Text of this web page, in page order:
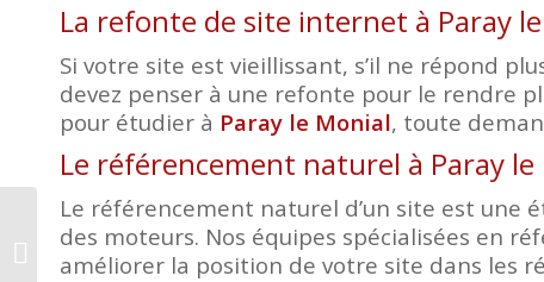
La refonte de site internet à Paray
Si votre site est vieillissant, s’il ne répond
devez penser à une refonte pour le rendre
pour étudier à Paray le Monial, toute
Le référencement naturel à Paray le
Le référencement naturel d’un site est une
des moteurs. Nos équipes spécialisées en
améliorer la position de votre site dans les
Création site internet
Autun